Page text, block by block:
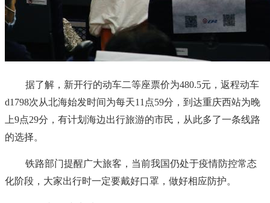
据了解，新开行的动车二等座票价为480.5元，返程动车
d1798次从北海始发时间为每天11点59分，到达重庆西站为晚
上9点29分，有计划海边出行旅游的市民，从此多了一条线路
的选择。
铁路部门提醒广大旅客，当前我国仍处于疫情防控常态
化阶段，大家出行时一定要戴好口罩，做好相应防护。